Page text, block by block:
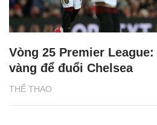
THỂ THAO
Vòng 25 Premier
vàng để đuổi Chelsea